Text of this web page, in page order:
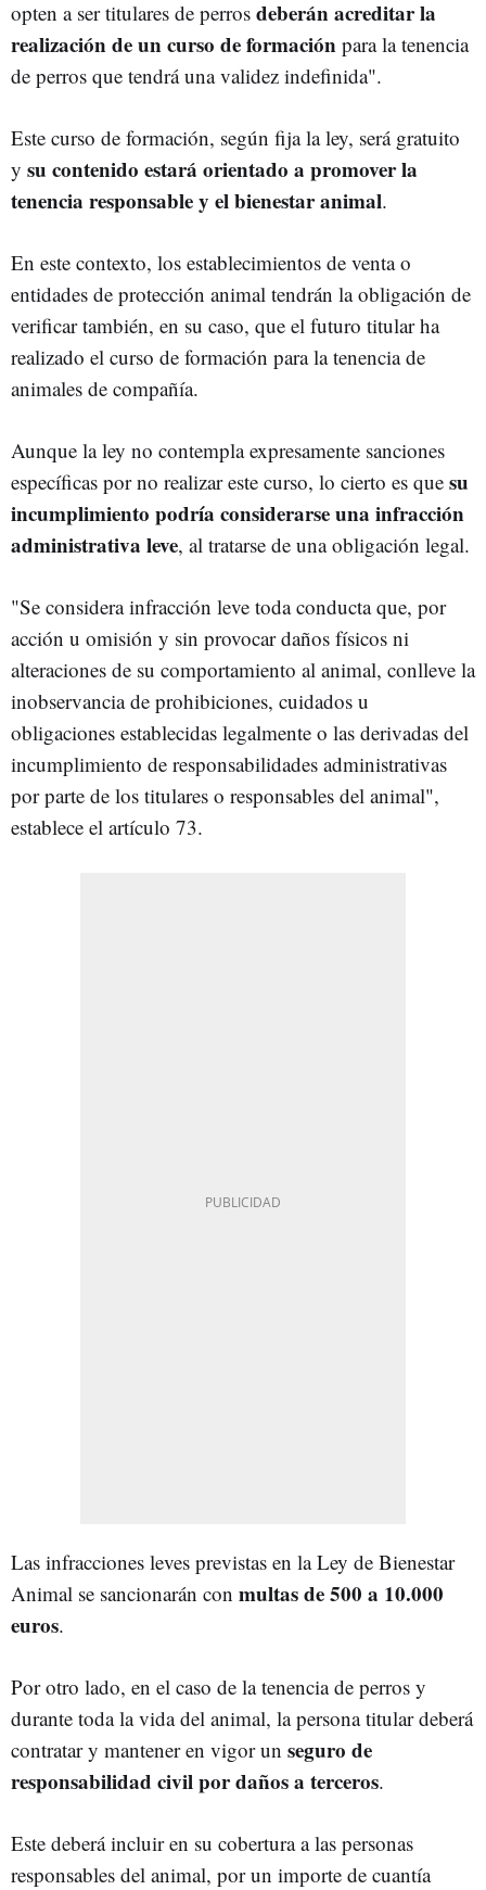
opten a ser titulares de perros deberán acreditar la
realización de un curso de formación para la tenencia
de perros que tendrá una validez indefinida".
Este curso de formación, según fija la ley, será gratuito
y su contenido estará orientado a promover la
tenencia responsable y el bienestar animal.
En este contexto, los establecimientos de venta o
entidades de protección animal tendrán la obligación de
verificar también, en su caso, que el futuro titular ha
realizado el curso de formación para la tenencia de
animales de compañía.
Aunque la ley no contempla expresamente sanciones
específicas por no realizar este curso, lo cierto es que su
incumplimiento podría considerarse una infracción
administrativa leve, al tratarse de una obligación legal.
"Se considera infracción leve toda conducta que, por
acción u omisión y sin provocar daños físicos ni
alteraciones de su comportamiento al animal, conlleve la
inobservancia de prohibiciones, cuidados u
obligaciones establecidas legalmente o las derivadas del
incumplimiento de responsabilidades administrativas
por parte de los titulares o responsables del animal",
establece el artículo 73.
Las infracciones leves previstas en la Ley de Bienestar
Animal se sancionarán con multas de 500 a 10.000
euros.
Por otro lado, en el caso de la tenencia de perros y
durante toda la vida del animal, la persona titular deberá
contratar y mantener en vigor un seguro de
responsabilidad civil por daños a terceros.
Este deberá incluir en su cobertura a las personas
responsables del animal, por un importe de cuantía